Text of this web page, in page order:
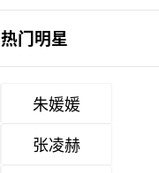
热门明星
朱媛媛
张凌赫